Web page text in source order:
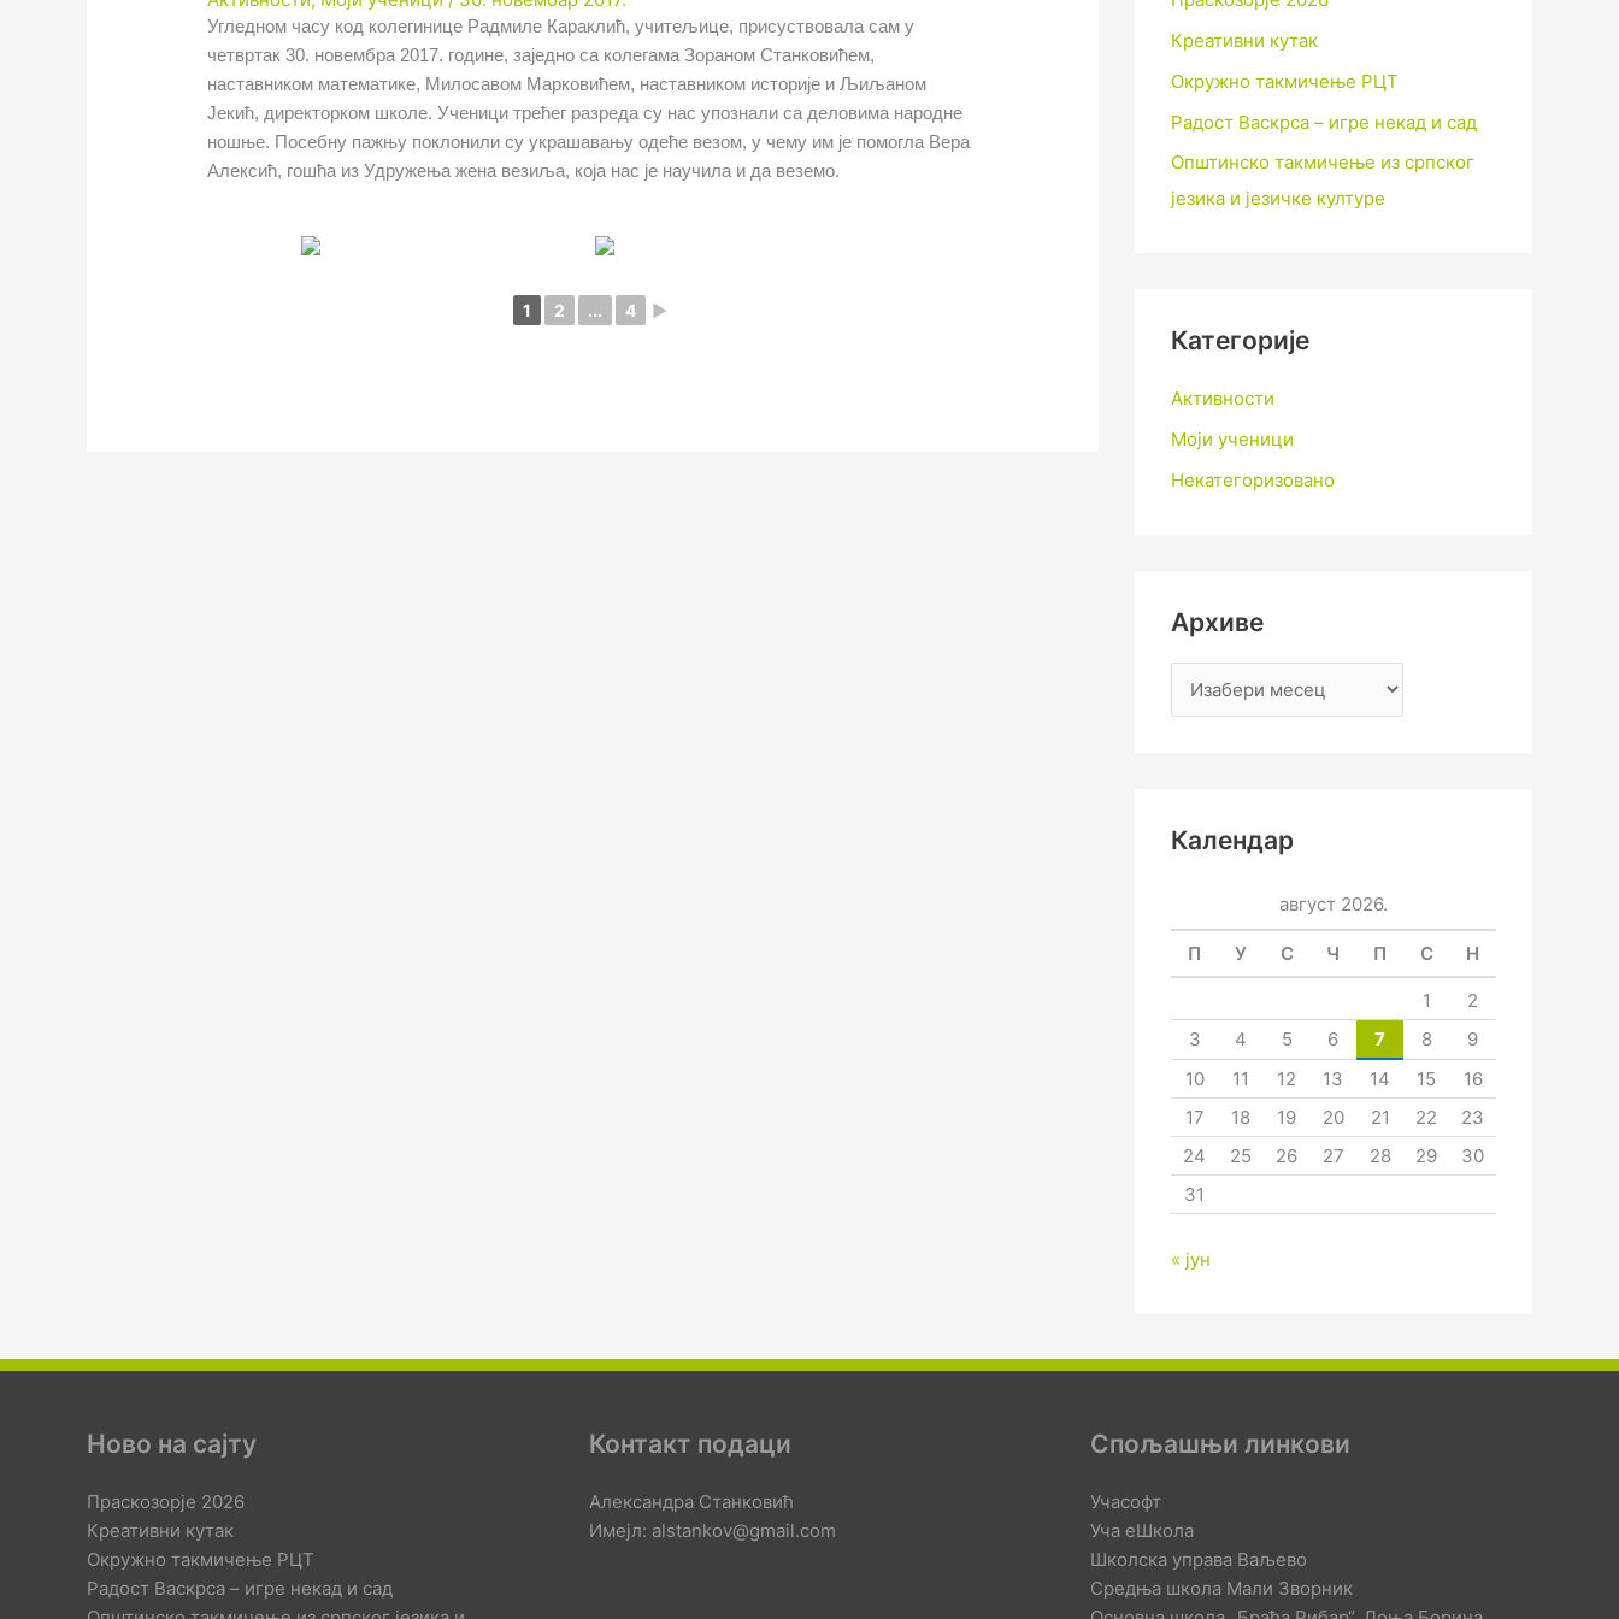
Угледном часу код колегинице Радмиле Караклић, учитељице, присуствовала сам у
четвртак 30. новембра 2017. године, заједно са колегама Зораном Станковићем,
наставником математике, Милосавом Марковићем, наставником историје и Љиљаном
Јекић, директорком школе. Ученици трећег разреда су нас упознали са деловима народне
ношње. Посебну пажњу поклонили су украшавању одеће везом, у чему им је помогла Вера
Алексић, гошћа из Удружења жена везиља, која нас је научила и да веземо.
1 2 ... 4 ►
Креативни кутак
Окружно такмичење РЦТ
Радост Васкрса – игре некад и сад
Општинско такмичење из српског
језика и језичке културе
Категорије
Активности
Моји ученици
Некатегоризовано
Архиве
Календар
август 2026.
П У С Ч П С Н
1
2
3
4 5 6 7 8
9
10
11 12 13 14 15
16
17
18 19 20 21 22
23
24
25 26 27 28 29
30
31
« јун
Ново на сајту
Праскозорје 2026
Креативни кутак
Окружно такмичење РЦТ
Радост Васкрса – игре некад и сад
Контакт подаци
Александра Станковић
Имејл: alstankov@gmail.com
Спољашњи линкови
Учасофт
Уча еШкола
Школска управа Ваљево
Средња школа Мали Зворник